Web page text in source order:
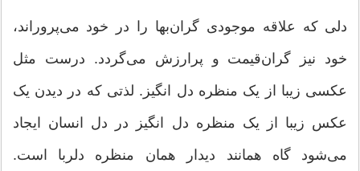
دلی که علاقه موجودی گران‌بها را در خود می‌پروراند،
خود نیز گران‌قیمت و پرارزش می‌گردد. درست مثل
عکسی زیبا از یک منظره دل انگیز. لذتی که در دیدن یک
عکس زیبا از یک منظره دل انگیز در دل انسان ایجاد
می‌شود گاه همانند دیدار همان منظره دلربا است.